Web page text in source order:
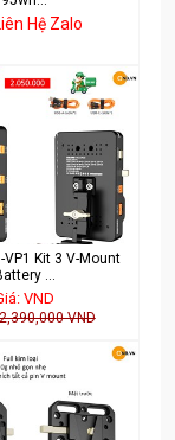
Hệ Zalo
VP1 Kit 3 V-Mount
...
VND
VND